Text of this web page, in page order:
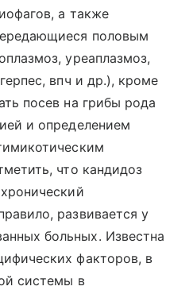
а также
половым
уреаплазмоз,
впч и др.), кроме
посев на грибы рода
и определением
что кандидоз
развивается у
больных. Известна
факторов, в
системы в